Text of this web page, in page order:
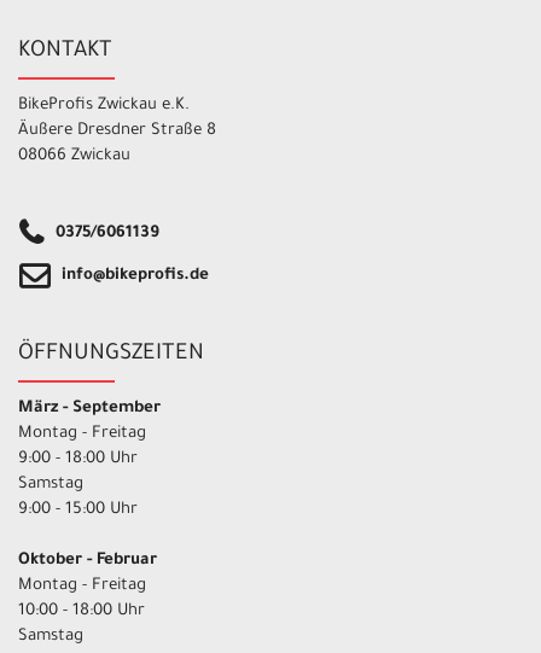
KONTAKT
BikeProfis Zwickau e.K.
Äußere Dresdner Straße 8
08066 Zwickau
0375/6061139
info@bikeprofis.de
ÖFFNUNGSZEITEN
März - September
Montag - Freitag
9:00 - 18:00 Uhr
Samstag
9:00 - 15:00 Uhr
Oktober - Februar
Montag - Freitag
10:00 - 18:00 Uhr
Samstag